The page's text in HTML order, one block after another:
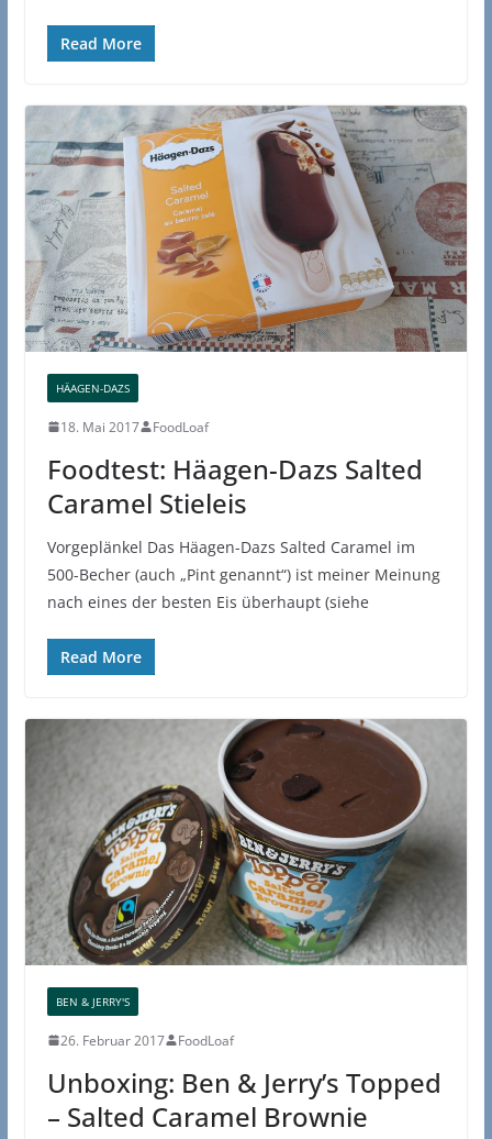
Read More
HÄAGEN-DAZS
18. Mai 2017 FoodLoaf
Foodtest: Häagen-Dazs Salted
Caramel Stieleis
Vorgeplänkel Das Häagen-Dazs Salted Caramel im
500-Becher (auch „Pint genannt“) ist meiner Meinung
nach eines der besten Eis überhaupt (siehe
Read More
BEN & JERRY'S
26. Februar 2017 FoodLoaf
Unboxing: Ben & Jerry’s Topped
– Salted Caramel Brownie